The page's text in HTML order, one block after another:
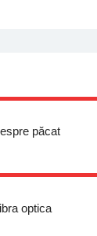
păcat
optica